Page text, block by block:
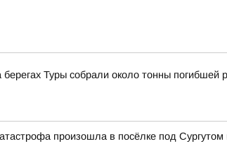
Туры собрали около тонны
произошла в посёлке под Сургутом